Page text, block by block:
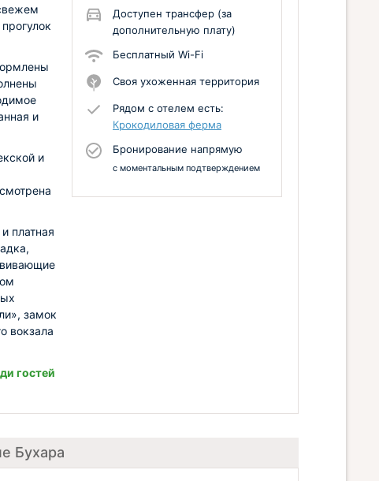
Доступен трансфер (за
дополнительную плату)
Бесплатный Wi-Fi
Своя ухоженная территория
Рядом с отелем есть:
Крокодиловая ферма
Бронирование напрямую
с моментальным подтверждением
и
и
платная
замок
вокзала
гостей
Бухара